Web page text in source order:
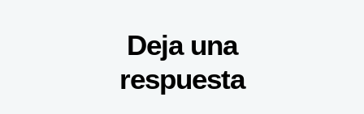
Deja una
respuesta